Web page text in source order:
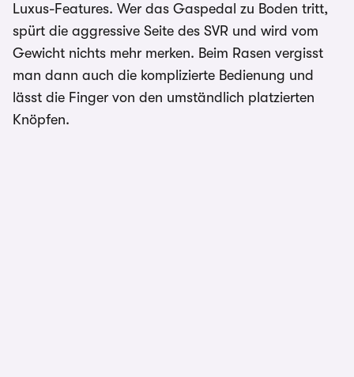
Luxus-Features. Wer das Gaspedal zu Boden tritt,
spürt die aggressive Seite des SVR und wird vom
Gewicht nichts mehr merken. Beim Rasen vergisst
man dann auch die komplizierte Bedienung und
lässt die Finger von den umständlich platzierten
Knöpfen.